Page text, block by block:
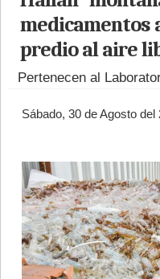
©2007/2026
medicamentos
predio al aire
Pertenecen al
Sábado, 30 de Agosto del